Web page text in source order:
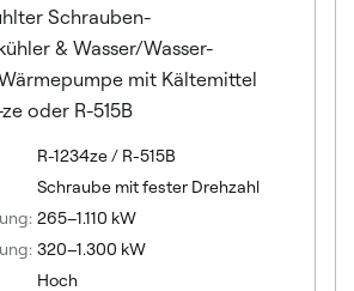
Schrauben-
& Wasser/Wasser-
mit Kältemittel
oder R-515B
R-1234ze / R-515B
Schraube mit fester Drehzahl
265–1.110 kW
320–1.300 kW
Hoch